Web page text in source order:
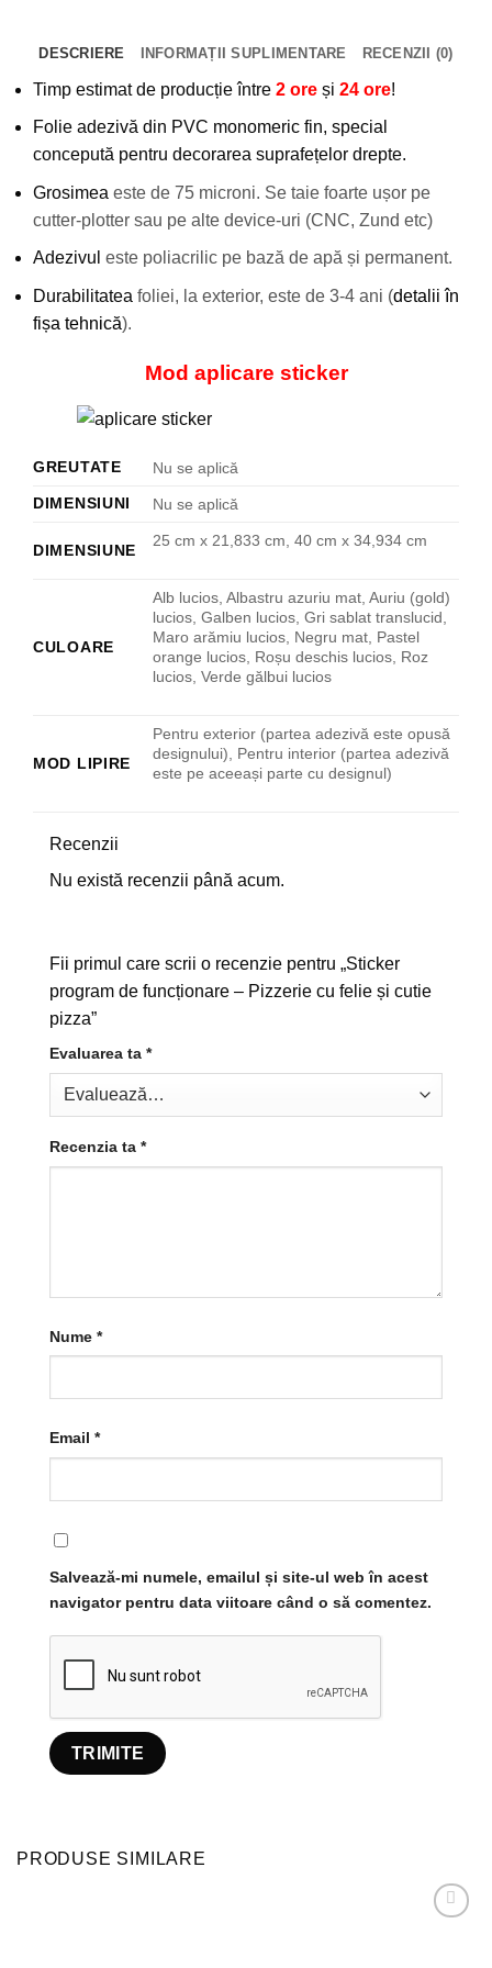
DESCRIERE INFORMAȚII SUPLIMENTARE RECENZII (0)
Timp estimat de producție între 2 ore și 24 ore!
Folie adezivă din PVC monomeric fin, special
concepută pentru decorarea suprafețelor drepte.
Grosimea este de 75 microni. Se taie foarte ușor pe
cutter-plotter sau pe alte device-uri (CNC, Zund etc)
Adezivul este poliacrilic pe bază de apă și permanent.
Durabilitatea foliei, la exterior, este de 3-4 ani (detalii în
fișa tehnică).
Mod aplicare sticker
GREUTATE
Nu se aplică
DIMENSIUNI
Nu se aplică
DIMENSIUNE
25 cm x 21,833 cm, 40 cm x 34,934 cm
CULOARE
Alb lucios, Albastru azuriu mat, Auriu (gold)
lucios, Galben lucios, Gri sablat translucid,
Maro arămiu lucios, Negru mat, Pastel
orange lucios, Roșu deschis lucios, Roz
lucios, Verde gălbui lucios
MOD LIPIRE
Pentru exterior (partea adezivă este opusă
designului), Pentru interior (partea adezivă
este pe aceeași parte cu designul)
Recenzii
Nu există recenzii până acum.
Fii primul care scrii o recenzie pentru „Sticker
program de funcționare – Pizzerie cu felie și cutie
pizza”
Evaluarea ta *
Recenzia ta *
Nume *
Email *
Salvează-mi numele, emailul și site-ul web în acest
navigator pentru data viitoare când o să comentez.
PRODUSE SIMILARE